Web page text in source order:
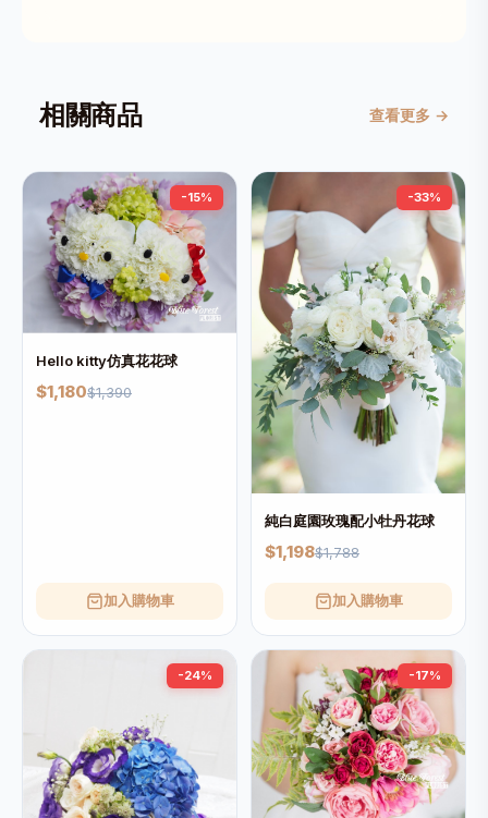
相關商品 查看更多 →
-15%
Hello kitty仿真花花球
$1,180$1,390
加入購物車
-33%
純白庭園玫瑰配小牡丹花球
$1,198$1,788
加入購物車
-24% -17%